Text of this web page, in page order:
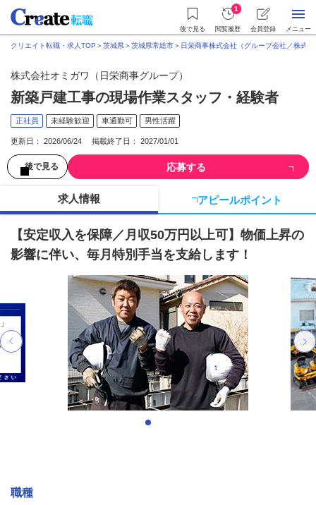
後で見る
1
閲覧履歴 会員登録 メニュー
クリエイト転職・求人TOP ＞茨城県＞茨城県常総市＞ 日栄商事株式会社（グループ会社／株式
株式会社オミガワ（日栄商事グループ）
新築戸建工事の現場作業スタッフ・経験者
正社員 未経験歓迎 車通勤可 男性活躍
更新日： 2026/06/24 掲載終了日： 2027/01/01
後で見る 応募する
求人情報 アピールポイント
【安定収入を保障／月収50万円以上可】物価上昇の
影響に伴い、毎月特別手当を支給します！
職種